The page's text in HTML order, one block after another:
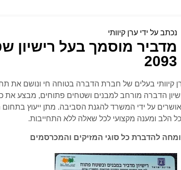
נכתב על ידי ערן קיוותי
מדביר מוסמך בעל
2093
קיוותי בעלים של חברת הדברה בטוחה חי ונושם את
הדברה מורחב למבנים ושטחים פתוחים, מבצע את
על ידי המשרד להגנת הסביבה. מתן ייעוץ
הלב ומענה מקצועי לכל שאלה ללא התחייבות.
להדברת כל סוגי המזיקים והמכרסמים